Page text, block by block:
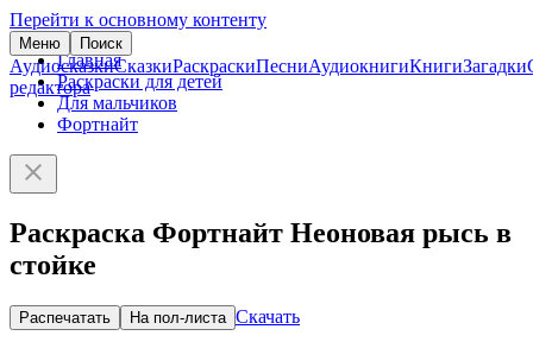
Перейти к основному контенту
Меню Поиск
АудиосказкиСказкиРаскраскиПесниАудиокнигиКнигиЗагадки
редактора
Главная
Раскраски для детей
Для мальчиков
Фортнайт
Раскраска Фортнайт Неоновая рысь в
стойке
Распечатать На пол-листа Скачать